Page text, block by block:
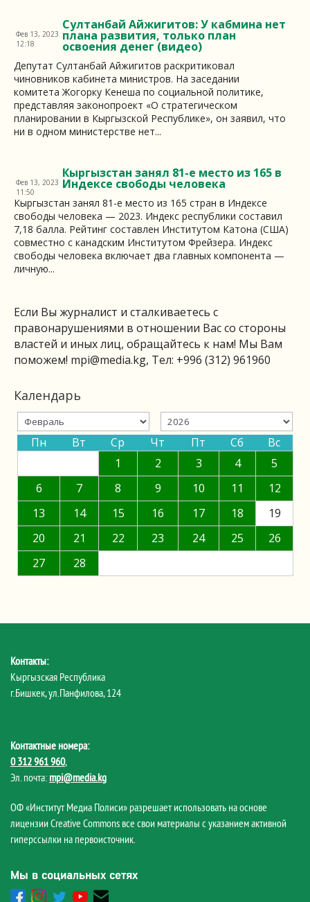
Султанбай Айжигитов: У кабмина нет
плана развития, только план
освоения денег (видео)
Фев 13, 2023
12:18
Депутат Султанбай Айжигитов раскритиковал
чиновников кабинета министров. На заседании
комитета Жогорку Кенеша по социальной политике,
представляя законопроект «О стратегическом
планировании в Кыргызской Республике», он заявил, что
ни в одном министерстве нет...
Кыргызстан занял 81-е место из 165 в
Индексе свободы человека
Фев 13, 2023
11:50
Кыргызстан занял 81-е место из 165 стран в Индексе
свободы человека — 2023. Индекс республики составил
7,18 балла. Рейтинг составлен Институтом Катона (США)
совместно с канадским Институтом Фрейзера. Индекс
свободы человека включает два главных компонента —
личную...
Если Вы журналист и сталкиваетесь с
правонарушениями в отношении Вас со стороны
властей и иных лиц, обращайтесь к нам! Мы Вам
поможем! mpi@media.kg, Тел: +996 (312) 961960
Календарь
Пн Вт Ср Чт Пт Сб
Вс
1
2 3 4
5
6
7 8 9 10 11
12
13
14 15 16 17 18
19
20
21 22 23 24 25
26
27
28
Контакты:
Кыргызская Республика
г.Бишкек, ул.Панфилова, 124
Контактные номера:
0 312 961 960,
Эл. почта: mpi@media.kg
ОФ «Институт Медиа Полиси» разрешает использовать на основе
лицензии Creative Commons все свои материалы с указанием активной
гиперссылки на первоисточник.
Мы в социальных сетях